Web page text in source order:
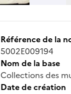
Référence de la
5002E009194
Nom de la base
Collections des
Date de création